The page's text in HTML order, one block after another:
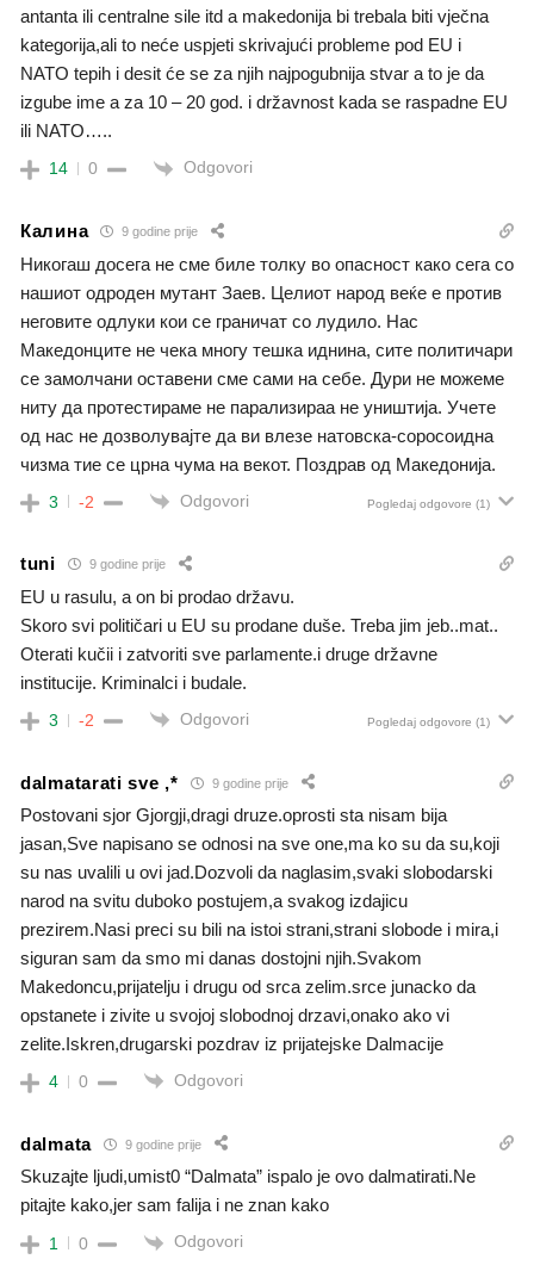
antanta ili centralne sile itd a makedonija bi trebala biti vječna
kategorija,ali to neće uspjeti skrivajući probleme pod EU i
NATO tepih i desit će se za njih najpogubnija stvar a to je da
izgube ime a za 10 – 20 god. i državnost kada se raspadne EU
ili NATO…..
14 0 Odgovori
Калина 9 godine prije
Никогаш досега не сме биле толку во опасност како сега со
нашиот одроден мутант Заев. Целиот народ веќе е против
неговите одлуки кои се граничат со лудило. Нас
Македонците не чека многу тешка иднина, сите политичари
се замолчани оставени сме сами на себе. Дури не можеме
ниту да протестираме не парализираа не уништија. Учете
од нас не дозволувајте да ви влезе натовска-соросоидна
чизма тие се црна чума на векот. Поздрав од Македонија.
3 -2 Odgovori Pogledaj odgovore (1)
tuni 9 godine prije
EU u rasulu, a on bi prodao državu.
Skoro svi političari u EU su prodane duše. Treba jim jeb..mat..
Oterati kučii i zatvoriti sve parlamente.i druge državne
institucije. Kriminalci i budale.
3 -2 Odgovori Pogledaj odgovore (1)
dalmatarati sve ,* 9 godine prije
Postovani sjor Gjorgji,dragi druze.oprosti sta nisam bija
jasan,Sve napisano se odnosi na sve one,ma ko su da su,koji
su nas uvalili u ovi jad.Dozvoli da naglasim,svaki slobodarski
narod na svitu duboko postujem,a svakog izdajicu
prezirem.Nasi preci su bili na istoi strani,strani slobode i mira,i
siguran sam da smo mi danas dostojni njih.Svakom
Makedoncu,prijatelju i drugu od srca zelim.srce junacko da
opstanete i zivite u svojoj slobodnoj drzavi,onako ako vi
zelite.Iskren,drugarski pozdrav iz prijatejske Dalmacije
4 0 Odgovori
dalmata 9 godine prije
Skuzajte ljudi,umist0 “Dalmata” ispalo je ovo dalmatirati.Ne
pitajte kako,jer sam falija i ne znan kako
1 0 Odgovori